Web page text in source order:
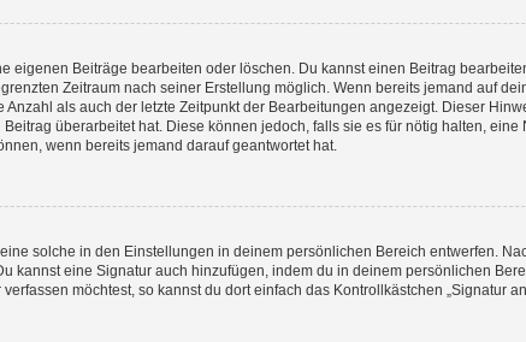
eigenen Beiträge bearbeiten oder löschen. Du kannst einen Beitrag
Zeitraum nach seiner Erstellung möglich. Wenn bereits jemand auf
als auch der letzte Zeitpunkt der Bearbeitungen angezeigt. Dieser
überarbeitet hat. Diese können jedoch, falls sie es für nötig halten,
wenn bereits jemand darauf geantwortet hat.
solche in den Einstellungen in deinem persönlichen Bereich entwerfen.
kannst eine Signatur auch hinzufügen, indem du in deinem persönlichen
möchtest, so kannst du dort einfach das Kontrollkästchen „Signatur